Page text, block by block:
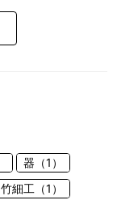
器（1）
竹細工（1）